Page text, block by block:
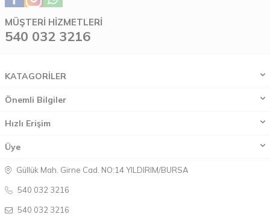
MÜŞTERI HIZMETLERI
540 032 3216
KATAGORİLER
Önemli Bilgiler
Hızlı Erişim
Üye
Güllük Mah. Girne Cad. NO:14 YILDIRIM/BURSA
540 032 3216
540 032 3216